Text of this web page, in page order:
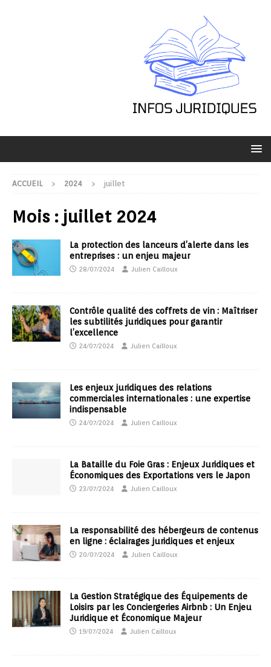
ACCUEIL 2024 juillet
Mois : juillet 2024
La protection des lanceurs d’alerte dans les
entreprises : un enjeu majeur
28/07/2024 Julien Cailloux
Contrôle qualité des coffrets de vin : Maîtriser
les subtilités juridiques pour garantir
l’excellence
24/07/2024 Julien Cailloux
Les enjeux juridiques des relations
commerciales internationales : une expertise
indispensable
24/07/2024 Julien Cailloux
La Bataille du Foie Gras : Enjeux Juridiques et
Économiques des Exportations vers le Japon
23/07/2024 Julien Cailloux
La responsabilité des hébergeurs de contenus
en ligne : éclairages juridiques et enjeux
20/07/2024 Julien Cailloux
La Gestion Stratégique des Équipements de
Loisirs par les Conciergeries Airbnb : Un Enjeu
Juridique et Économique Majeur
19/07/2024 Julien Cailloux